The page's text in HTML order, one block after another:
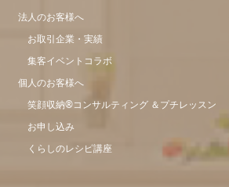
法人のお客様へ
お取引企業・実績
集客イベントコラボ
個人のお客様へ
笑顔収納®コンサルティング ＆プチレッスン
お申し込み
くらしのレシピ講座